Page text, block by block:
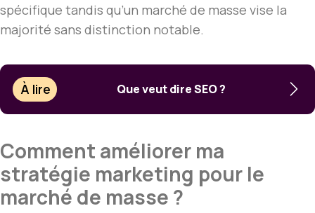
spécifique tandis qu’un marché de masse vise la
majorité sans distinction notable.
À lire Que veut dire SEO ?
Comment améliorer ma
stratégie marketing pour le
marché de masse ?